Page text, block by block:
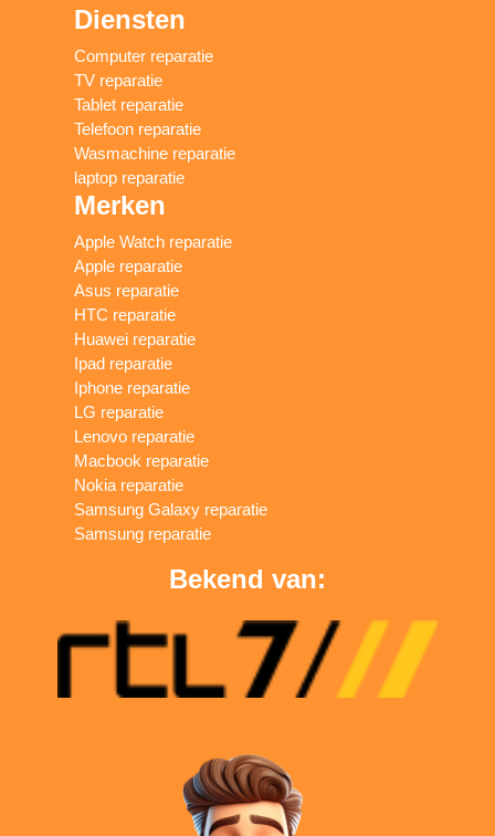
Diensten
Computer reparatie
TV reparatie
Tablet reparatie
Telefoon reparatie
Wasmachine reparatie
laptop reparatie
Merken
Apple Watch reparatie
Apple reparatie
Asus reparatie
HTC reparatie
Huawei reparatie
Ipad reparatie
Iphone reparatie
LG reparatie
Lenovo reparatie
Macbook reparatie
Nokia reparatie
Samsung Galaxy reparatie
Samsung reparatie
Bekend van: